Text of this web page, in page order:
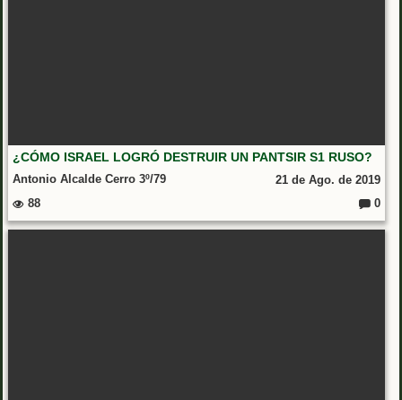
¿CÓMO ISRAEL LOGRÓ DESTRUIR UN PANTSIR S1 RUSO?
Antonio Alcalde Cerro 3º/79
21 de Ago. de 2019
88
0